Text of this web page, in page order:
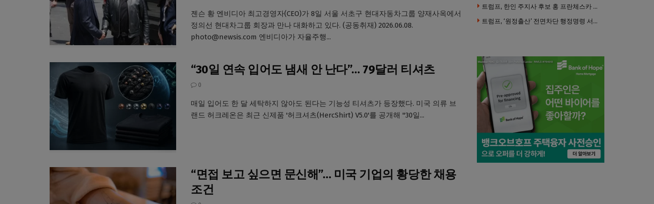
젠슨 황 엔비디아 최고경영자(CEO)가 8일 서울 서초구 현대자동차그룹 양재사옥에서
정의선 현대차그룹 회장과 만나 대화하고 있다. (공동취재) 2026.06.08.
photo@newsis.com 엔비디아가 자율주행...
“30일 연속 입어도 냄새 안 난다”… 79달러 티셔츠
0
매일 입어도 한 달 세탁하지 않아도 된다는 기능성 티셔츠가 등장했다. 미국 의류 브
랜드 허크레온은 최근 신제품 '허크셔츠(HercShirt) V5.0'를 공개해 "30일...
“면접 보고 싶으면 문신해”… 미국 기업의 황당한 채용
조건
트럼프, 한인 주지사 후보 홍 프란체스카 정조준 … “미치광이다”
트럼프, ‘원정출산’ 전면차단 행정명령 서명 …비자취소·입국금지·추방까지